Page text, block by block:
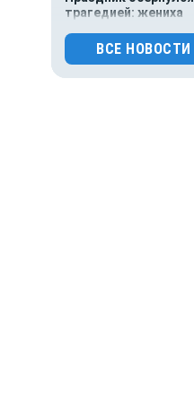
трагедией: жениха
свадьбе
0
118
ВСЕ НОВОСТИ